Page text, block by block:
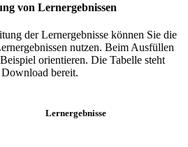
von Lernergebnissen
der Lernergebnisse können Sie die
nutzen. Beim Ausfüllen
orientieren. Die Tabelle steht
Download bereit.
Lernergebnisse